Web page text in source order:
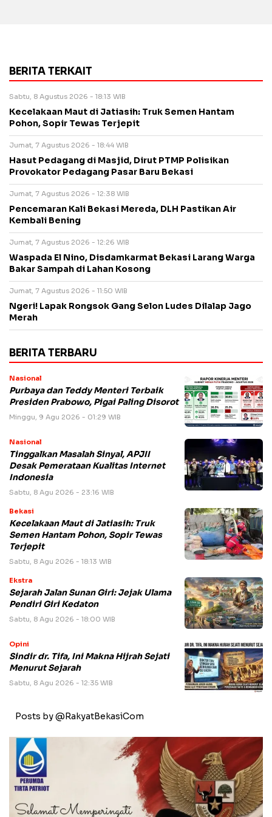
BERITA TERKAIT
Sabtu, 8 Agustus 2026 - 18:13 WIB
Kecelakaan Maut di Jatiasih: Truk Semen Hantam
Pohon, Sopir Tewas Terjepit
Jumat, 7 Agustus 2026 - 18:44 WIB
Hasut Pedagang di Masjid, Dirut PTMP Polisikan
Provokator Pedagang Pasar Baru Bekasi
Jumat, 7 Agustus 2026 - 12:38 WIB
Pencemaran Kali Bekasi Mereda, DLH Pastikan Air
Kembali Bening
Jumat, 7 Agustus 2026 - 12:26 WIB
Waspada El Nino, Disdamkarmat Bekasi Larang Warga
Bakar Sampah di Lahan Kosong
Jumat, 7 Agustus 2026 - 11:50 WIB
Ngeri! Lapak Rongsok Gang Selon Ludes Dilalap Jago
Merah
BERITA TERBARU
Nasional
Purbaya dan Teddy Menteri Terbaik
Presiden Prabowo, Pigai Paling Disorot
Minggu, 9 Agu 2026 - 01:29 WIB
Nasional
Tinggalkan Masalah Sinyal, APJII
Desak Pemerataan Kualitas Internet
Indonesia
Sabtu, 8 Agu 2026 - 23:16 WIB
Bekasi
Kecelakaan Maut di Jatiasih: Truk
Semen Hantam Pohon, Sopir Tewas
Terjepit
Sabtu, 8 Agu 2026 - 18:13 WIB
Ekstra
Sejarah Jalan Sunan Giri: Jejak Ulama
Pendiri Giri Kedaton
Sabtu, 8 Agu 2026 - 18:00 WIB
Opini
Sindir dr. Tifa, Ini Makna Hijrah Sejati
Menurut Sejarah
Sabtu, 8 Agu 2026 - 12:35 WIB
Posts by @RakyatBekasiCom